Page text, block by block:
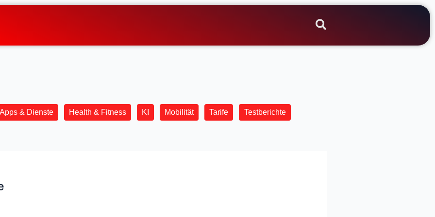
Apps & Dienste Health & Fitness KI Mobilität Tarife Testberichte